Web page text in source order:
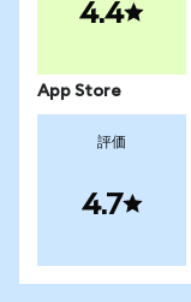
4.4
App Store
評価
4.7